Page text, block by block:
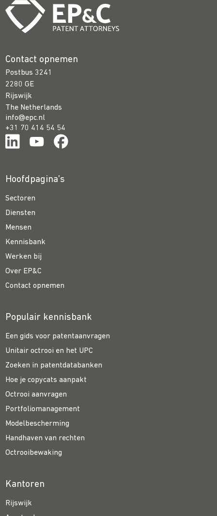
Contact opnemen
Postbus 3241
2280 GE
Rijswijk
The Netherlands
info@epc.nl
+31 70 414 54 54
Hoofdpagina’s
Sectoren
Diensten
Mensen
Kennisbank
Werken bij
Over EP&C
Contact opnemen
Populair kennisbank
Een gids voor patentaanvragen
Unitair octrooi en het UPC
Zoeken in patentdatabanken
Hoe je copycats aanpakt
Octrooi aanvragen
Portfoliomanagement
Modelbescherming
Handhaven van rechten
Octrooibewaking
Kantoren
Rijswijk